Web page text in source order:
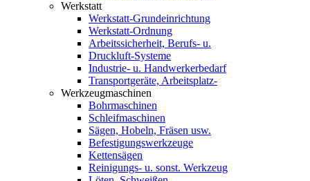
Werkstatt
Werkstatt-Grundeinrichtung
Werkstatt-Ordnung
Arbeitssicherheit, Berufs- u.
Druckluft-Systeme
Industrie- u. Handwerkerbedarf
Transportgeräte, Arbeitsplatz-
Werkzeugmaschinen
Bohrmaschinen
Schleifmaschinen
Sägen, Hobeln, Fräsen usw.
Befestigungswerkzeuge
Kettensägen
Reinigungs- u. sonst. Werkzeug